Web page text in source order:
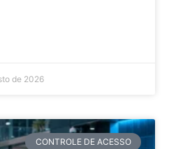
de 2026
CONTROLE DE ACESSO